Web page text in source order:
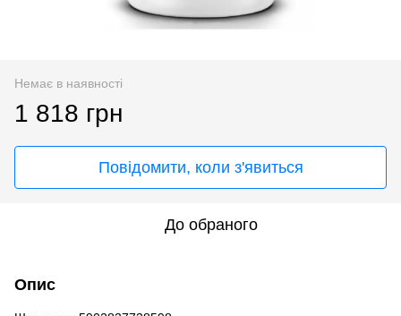
Немає в наявності
1 818 грн
Повідомити, коли з'явиться
До обраного
Опис